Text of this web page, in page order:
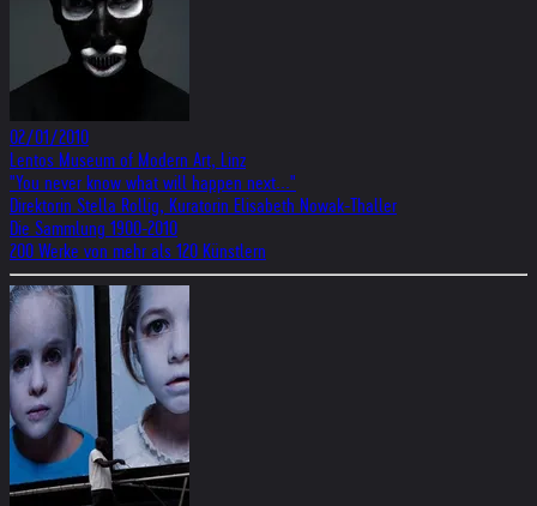
02/01/2010
Lentos Museum of Modern Art, Linz
"You never know what will happen next..."
Direktorin Stella Rollig, Kuratorin Elisabeth Nowak-Thaller
Die Sammlung 1900-2010
200 Werke von mehr als 120 Künstlern